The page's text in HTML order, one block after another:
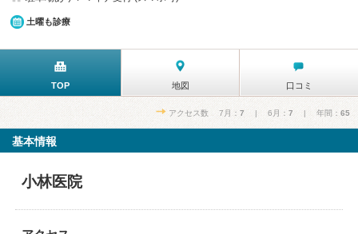
土曜も診療
TOP 地図 口コミ
アクセス数 7月： 7 | 6月： 7 | 年間： 65
基本情報
小林医院